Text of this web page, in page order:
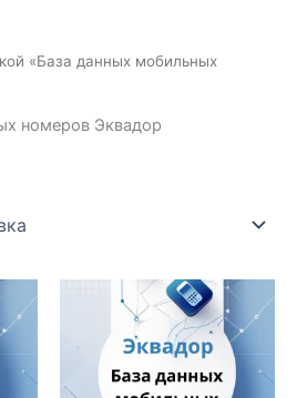
«База данных мобильных
номеров Эквадор